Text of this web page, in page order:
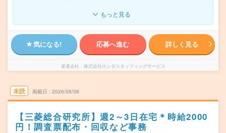
もっと見る
気になる! 応募へ進む 詳しく見る
派遣会社 株式会社ホンダスタッフィングサービス
未読 掲載日 2026/08/08
【三菱総合研究所】週2～3日在宅＊時給2000
円！調査票配布・回収など事務